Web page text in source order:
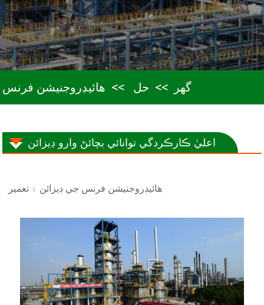
گھر حل هائيڊروجنيشن فرنس
اعليٰ ڪارڪردگي توانائي بچائڻ وارو ڊيزائن
هائيڊروجنيشن فرنس جي ڊيزائن ۽ تعمير